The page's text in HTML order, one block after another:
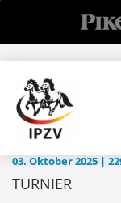
03. Oktober 2025 |
TURNIER